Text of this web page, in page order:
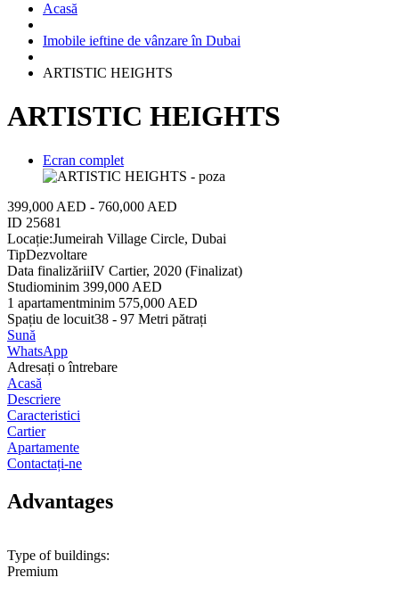
Acasă
Imobile ieftine de vânzare în Dubai
ARTISTIC HEIGHTS
ARTISTIC HEIGHTS
Ecran complet
399,000 AED - 760,000 AED
ID 25681
Locație:Jumeirah Village Circle, Dubai
TipDezvoltare
Data finalizăriiIV Cartier, 2020 (Finalizat)
Studiominim 399,000 AED
1 apartamentminim 575,000 AED
Spațiu de locuit38 - 97 Metri pătrați
Sună
WhatsApp
Adresați o întrebare
Acasă
Descriere
Caracteristici
Cartier
Apartamente
Contactați-ne
Advantages
Type of buildings:
Premium